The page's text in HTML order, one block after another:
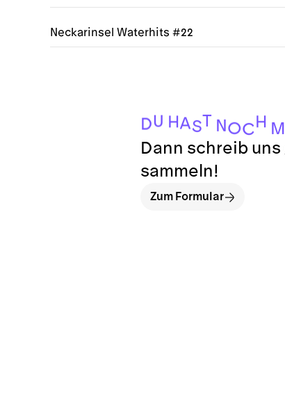
Neckarinsel Waterhits #22
DU HAST N OC H M
Dann schreib
sammeln!
Zum Formular